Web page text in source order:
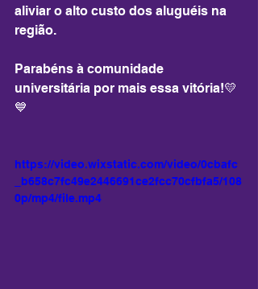
aliviar o alto custo dos aluguéis na
região.
Parabéns à comunidade
universitária por mais essa vitória!💛
💙
https://video.wixstatic.com/video/0cbafc
_b658c7fc49e2446691ce2fcc70cfbfa5/108
0p/mp4/file.mp4